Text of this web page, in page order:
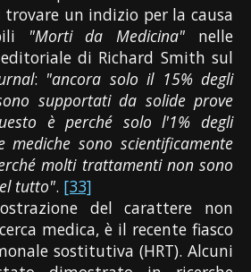
un indizio per la causa
"Morti da Medicina" nelle
di Richard Smith sul
: "ancora solo il 15% degli
supportati da solide prove
è perché solo l'1% degli
mediche sono scientificamente
molti trattamenti non sono
tutto". [33]
del carattere non
medica, è il recente fiasco
sostitutiva (HRT). Alcuni